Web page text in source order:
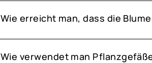
Wie erreicht man, dass die
Wie verwendet man